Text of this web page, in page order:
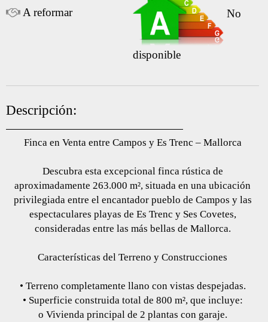
A reformar
No
disponible
Descripción:
Finca en Venta entre Campos y Es Trenc – Mallorca
Descubra esta excepcional finca rústica de
aproximadamente 263.000 m², situada en una ubicación
privilegiada entre el encantador pueblo de Campos y las
espectaculares playas de Es Trenc y Ses Covetes,
consideradas entre las más bellas de Mallorca.
Características del Terreno y Construcciones
• Terreno completamente llano con vistas despejadas.
• Superficie construida total de 800 m², que incluye:
o Vivienda principal de 2 plantas con garaje.